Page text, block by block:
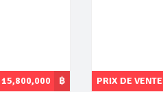
฿
15,800,000 PRIX DE VENTE